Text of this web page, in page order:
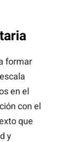
formar
en el
con el
que
y